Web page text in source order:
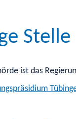
Stelle
ist das